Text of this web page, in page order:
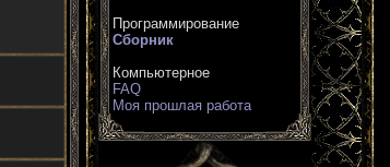
Программирование
Сборник
Компьютерное
FAQ
Моя прошлая работа